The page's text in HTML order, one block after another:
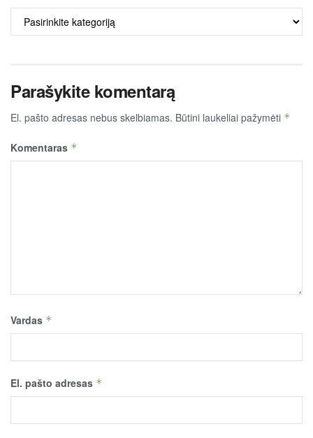
ALKO
TURINYS
Parašykite komentarą
El. pašto adresas nebus skelbiamas. Būtini laukeliai pažymėti *
Komentaras *
Vardas *
El. pašto adresas *